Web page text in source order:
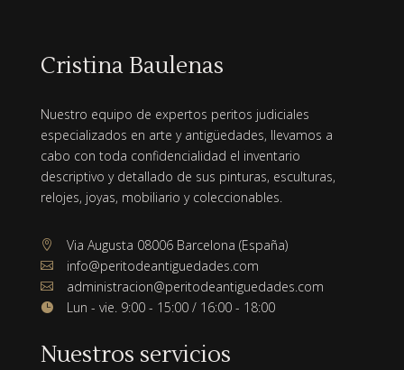
Cristina Baulenas
Nuestro equipo de expertos peritos judiciales
especializados en arte y antigüedades, llevamos a
cabo con toda confidencialidad el inventario
descriptivo y detallado de sus pinturas, esculturas,
relojes, joyas, mobiliario y coleccionables.
 Via Augusta 08006 Barcelona (España)
 info@peritodeantiguedades.com
 administracion@peritodeantiguedades.com
 Lun - vie. 9:00 - 15:00 / 16:00 - 18:00
Nuestros servicios